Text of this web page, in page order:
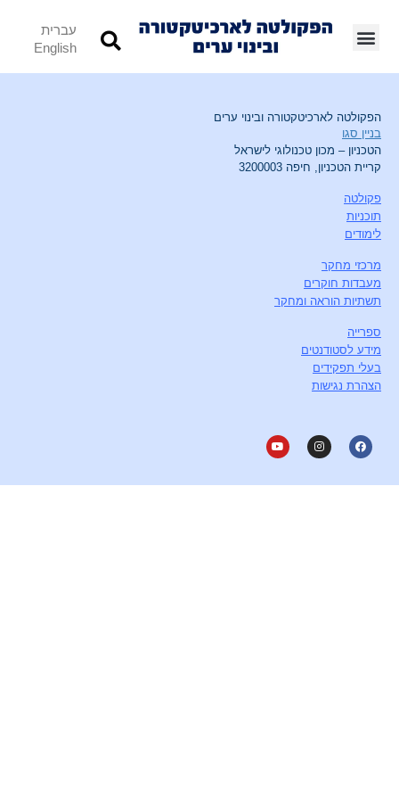
עברית
English
הפקולטה לארכיטקטורה ובינוי ערים
בניין סגו
הטכניון – מכון טכנולוגי לישראל
קריית הטכניון, חיפה 3200003
פקולטה
תוכניות
לימודים
מרכזי מחקר
מעבדות חוקרים
תשתיות הוראה ומחקר
ספרייה
מידע לסטודנטים
בעלי תפקידים
הצהרת נגישות